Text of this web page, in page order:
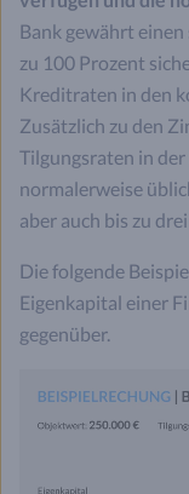
Bank gewährt
zu 100 Prozent
Kreditraten in den
Zusätzlich zu den
Tilgungsraten in
normalerweise
aber auch bis zu
Die folgende
Eigenkapital einer
gegenüber.